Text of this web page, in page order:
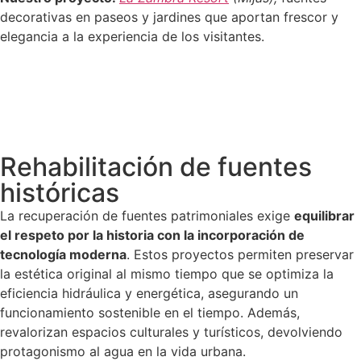
decorativas en paseos y jardines que aportan frescor y
elegancia a la experiencia de los visitantes.
Rehabilitación de fuentes
históricas
La recuperación de fuentes patrimoniales exige equilibrar
el respeto por la historia con la incorporación de
tecnología moderna. Estos proyectos permiten preservar
la estética original al mismo tiempo que se optimiza la
eficiencia hidráulica y energética, asegurando un
funcionamiento sostenible en el tiempo. Además,
revalorizan espacios culturales y turísticos, devolviendo
protagonismo al agua en la vida urbana.